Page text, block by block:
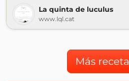
La quinta de luculus
www.lql.cat
Más